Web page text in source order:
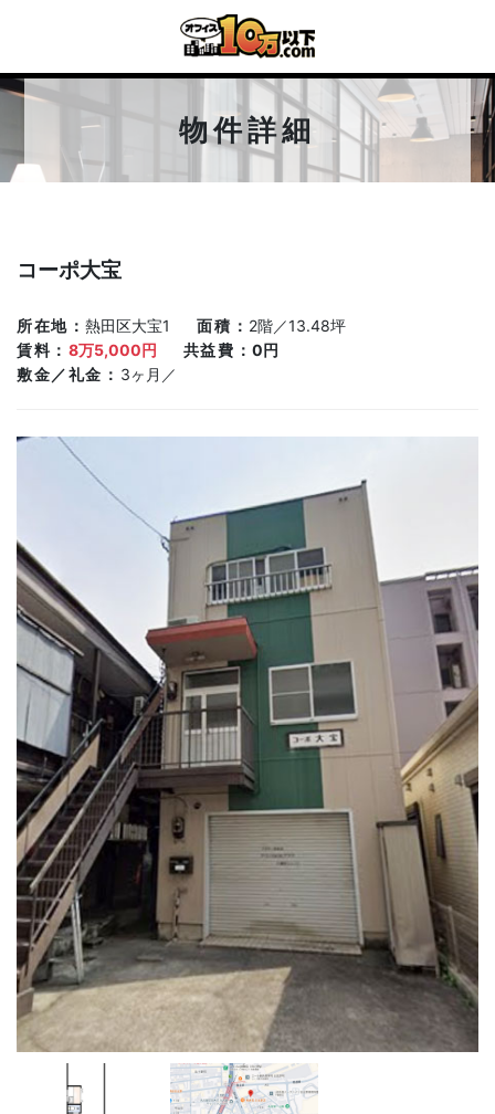
物件詳細
コーポ大宝
所在地 熱田区大宝1 面積
2階／13.48坪
賃料
8万5,000円 共益費
0円
敷金／礼金
3ヶ月／